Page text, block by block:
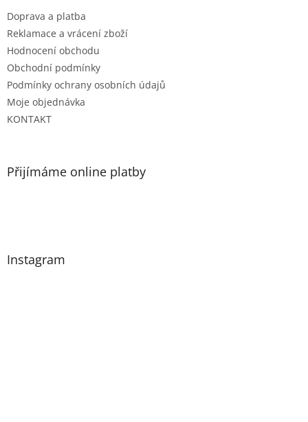
Doprava a platba
Reklamace a vrácení zboží
Hodnocení obchodu
Obchodní podmínky
Podmínky ochrany osobních údajů
Moje objednávka
KONTAKT
Přijímáme online platby
Instagram